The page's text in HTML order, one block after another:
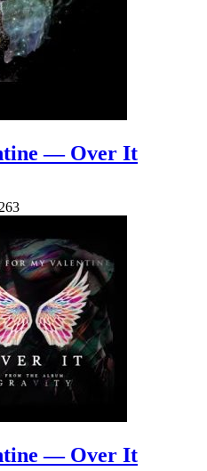
— Over It
263
— Over It